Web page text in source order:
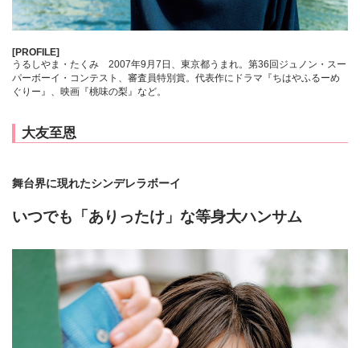
[PROFILE]
うるしやま・たくみ 2007年9月7日、東京都うまれ。第36回ジュノン・スー
パーボーイ・コンテスト、審査員特別賞。代表作にドラマ『ちはやふるーめ
ぐりー』、映画『桃味の梨』など。
大友至恩
舞台界に現れたシンデレラボーイ
いつでも「ありったけ」な等身大ハンサム